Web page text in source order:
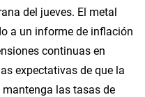
del jueves. El metal
a un informe de inflación
continuas en
expectativas de que la
mantenga las tasas de